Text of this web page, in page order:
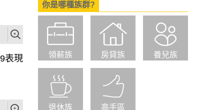
表現
你是哪種族群?
領薪族 房貸族 養兒族
退休族 高手區